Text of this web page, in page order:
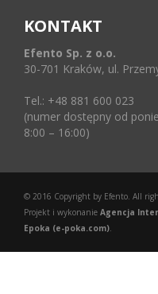
KONTAKT
Efento Sp. z o.o.
30-701 Kraków, ul.
Tel.: +48 881 600 023
(numer dostępny od
8:00 – 16:00)
© 2016 Copyright by Efento. All
Projekt i wykonanie Agencja
Epoka (e-poka.com).